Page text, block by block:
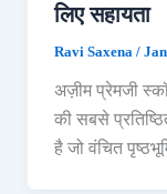
लिए सहायता
Ravi Saxena /
अज़ीम प्रेमजी
की सबसे
है जो वंचित